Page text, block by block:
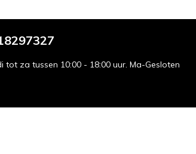
tot za tussen 10:00 - 18:00 uur. Ma-Gesloten